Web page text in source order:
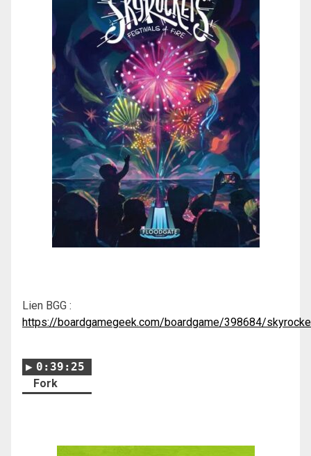
Lien BGG :
https://boardgamegeek.com/boardgame/398684/
0:39:25
Fork